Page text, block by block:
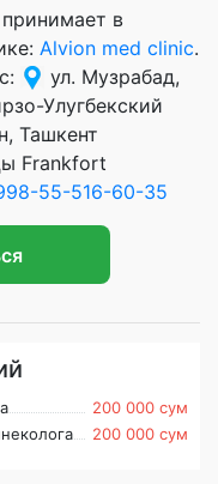
в
Alvion med clinic.
ул. Музрабад,
Улугбекский
Ташкент
Frankfort
55-516-60-35
200 000 сум
200 000 сум